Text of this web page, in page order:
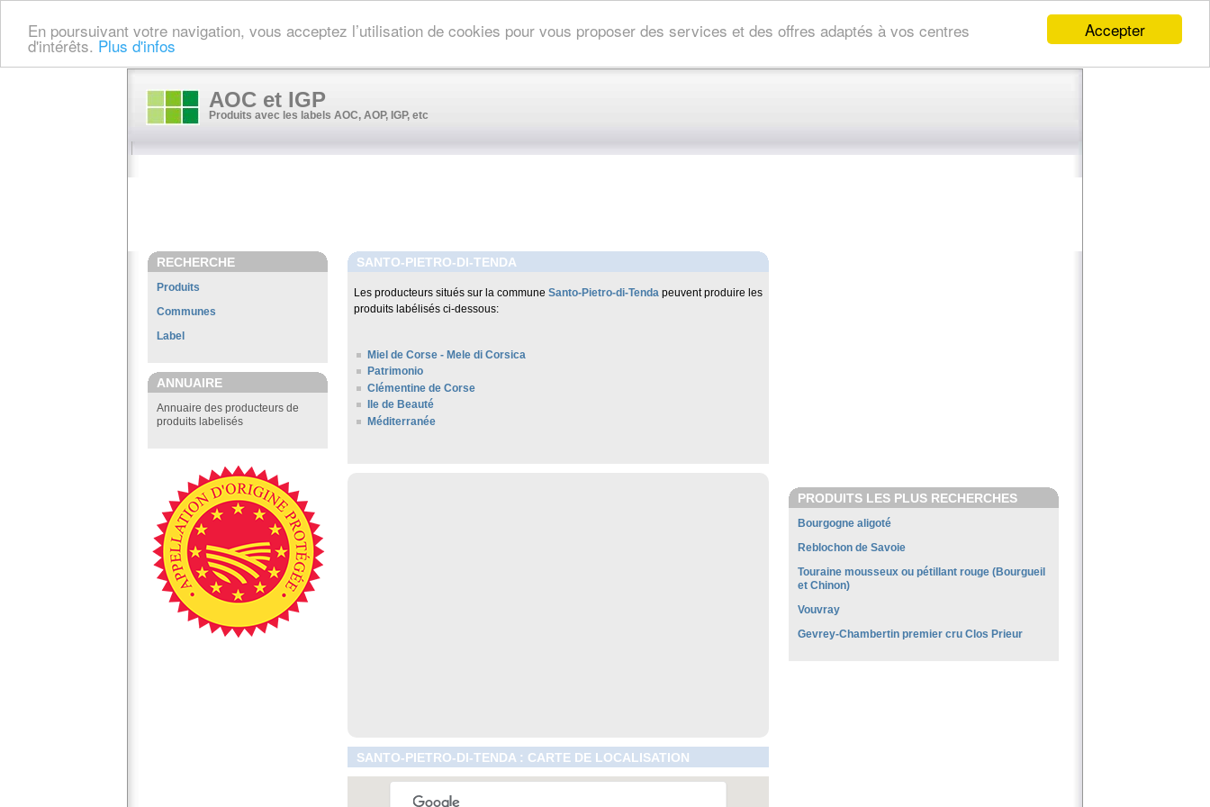
Accepter
En poursuivant votre navigation, vous acceptez l’utilisation de cookies pour vous proposer des services et des offres adaptés à vos centres
d'intérêts. Plus d'infos
AOC et IGP
Produits avec les labels AOC, AOP, IGP, etc
RECHERCHE
Produits
Communes
Label
ANNUAIRE
Annuaire des producteurs de
produits labelisés
SANTO-PIETRO-DI-TENDA
Les producteurs situés sur la commune Santo-Pietro-di-Tenda peuvent produire les
produits labélisés ci-dessous:
Miel de Corse - Mele di Corsica
Patrimonio
Clémentine de Corse
Ile de Beauté
Méditerranée
SANTO-PIETRO-DI-TENDA : CARTE DE LOCALISATION
PRODUITS LES PLUS RECHERCHES
Bourgogne aligoté
Reblochon de Savoie
Touraine mousseux ou pétillant rouge (Bourgueil
et Chinon)
Vouvray
Gevrey-Chambertin premier cru Clos Prieur